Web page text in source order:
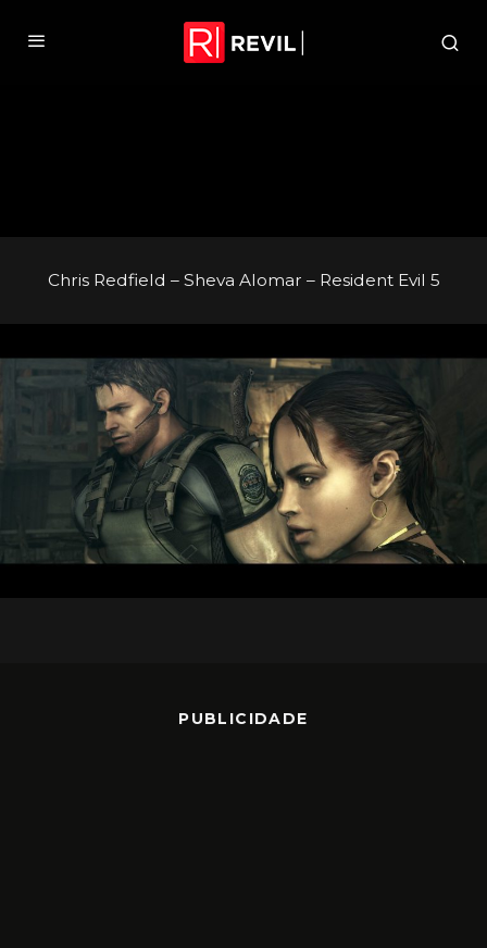
Chris Redfield – Sheva Alomar – Resident Evil 5
PUBLICIDADE